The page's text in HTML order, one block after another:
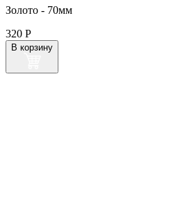
Золото - 70мм
320 Р
В корзину